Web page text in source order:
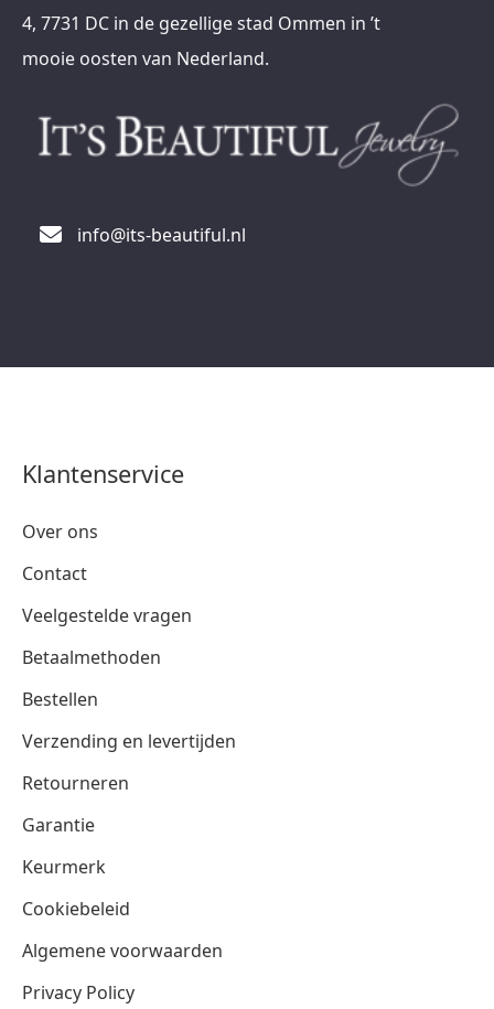
4, 7731 DC in de gezellige stad Ommen in ’t
mooie oosten van Nederland.
info@its-beautiful.nl
Klantenservice
Over ons
Contact
Veelgestelde vragen
Betaalmethoden
Bestellen
Verzending en levertijden
Retourneren
Garantie
Keurmerk
Cookiebeleid
Algemene voorwaarden
Privacy Policy